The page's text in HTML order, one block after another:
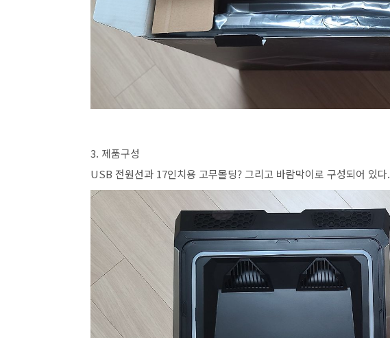
3. 제품구성
USB 전원선과 17인치용 고무몰딩? 그리고 바람막이로 구성되어 있다.